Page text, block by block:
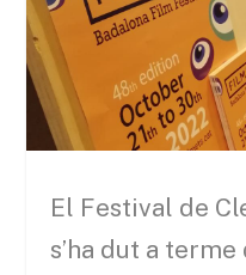
El Festival de
s’ha dut a
m